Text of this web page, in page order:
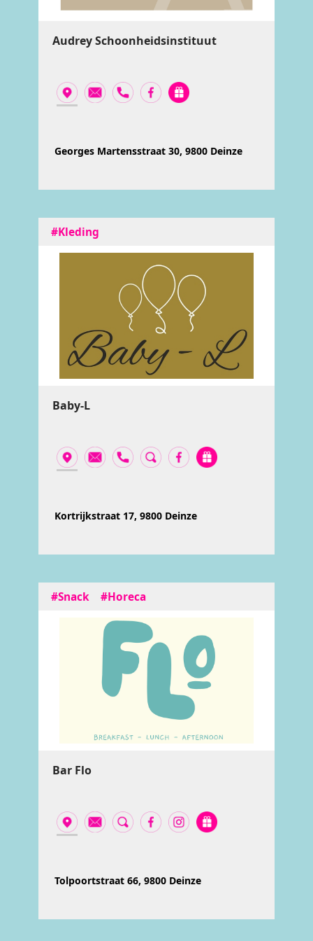
Audrey Schoonheidsinstituut
Georges Martensstraat 30, 9800 Deinze
#Kleding
Baby-L
Kortrijkstraat 17, 9800 Deinze
#Snack #Horeca
Bar Flo
Tolpoortstraat 66, 9800 Deinze